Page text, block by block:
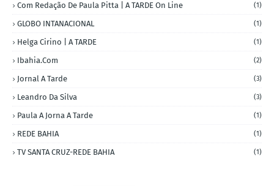
Com Redação De Paula Pitta | A TARDE On Line (1)
GLOBO INTANACIONAL (1)
Helga Cirino | A TARDE (1)
Ibahia.com (2)
Jornal A Tarde (3)
Leandro Da Silva (3)
Paula A Jorna A Tarde (1)
REDE BAHIA (1)
TV SANTA CRUZ-REDE BAHIA (1)